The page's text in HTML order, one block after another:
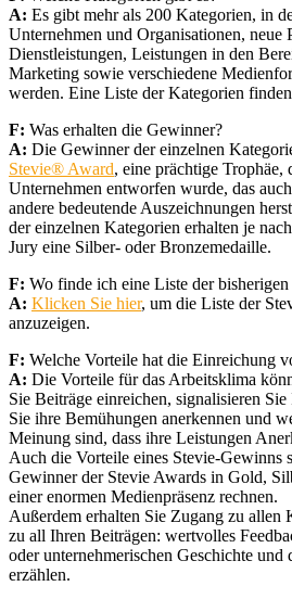
A: Es gibt mehr als 200 Kategorien, in
Unternehmen und Organisationen, neue
Dienstleistungen, Leistungen in den
Marketing sowie verschiedene
werden. Eine Liste der Kategorien
F: Was erhalten die Gewinner?
A: Die Gewinner der einzelnen
Stevie® Award, eine prächtige Trophäe,
Unternehmen entworfen wurde, das
andere bedeutende Auszeichnungen
der einzelnen Kategorien erhalten je
Jury eine Silber- oder Bronzemedaille.
F: Wo finde ich eine Liste der
A: Klicken Sie hier, um die Liste der
anzuzeigen.
F: Welche Vorteile hat die Einreichung
A: Die Vorteile für das Arbeitsklima
Sie Beiträge einreichen, signalisieren
Sie ihre Bemühungen anerkennen und
Meinung sind, dass ihre Leistungen
Auch die Vorteile eines Stevie-Gewinns
Gewinner der Stevie Awards in Gold,
einer enormen Medienpräsenz rechnen.
Außerdem erhalten Sie Zugang zu allen
zu all Ihren Beiträgen: wertvolles
oder unternehmerischen Geschichte und
erzählen.